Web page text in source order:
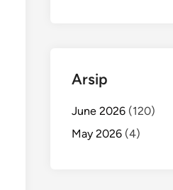
Arsip
June 2026 (120)
May 2026 (4)